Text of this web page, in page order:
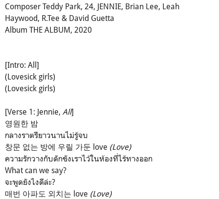
Composer Teddy Park, 24, JENNIE, Brian Lee, Leah
Haywood, R.Tee & David Guetta
Album THE ALBUM, 2020
[Intro: All]
(Lovesick girls)
(Lovesick girls)
[Verse 1: Jennie, All]
영원한 밤
กลางราตรียาวนานไม่รู้จบ
창문 없는 방에 우릴 가둔 love (Love)
ความรักวางกับดักขังเราไว้ในห้องที่ไร้ทางออก
What can we say?
จะพูดยังไงดีล่ะ?
매번 아파도 외치는 love (Love)